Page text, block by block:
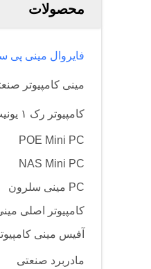
محصولات
فایروال مینی پی
مینی کامپیوتر
کامپیوتر رک ۱ یونیت
POE Mini PC
NAS Mini PC
PC مینی سلرون
کامپیوتر اصلی
آفیس مینی
مادربرد صنعتی